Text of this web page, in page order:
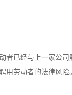
者已经与上一家公
用劳动者的法律风